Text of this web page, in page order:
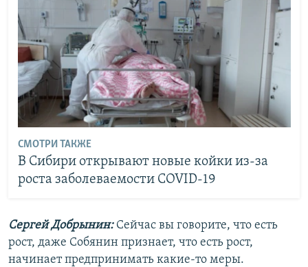
СМОТРИ ТАКЖЕ
В Сибири открывают новые койки из-за
роста заболеваемости COVID-19
Сергей Добрынин:Сейчас вы говорите, что есть
рост, даже Собянин признает, что есть рост,
начинает предпринимать какие-то меры.